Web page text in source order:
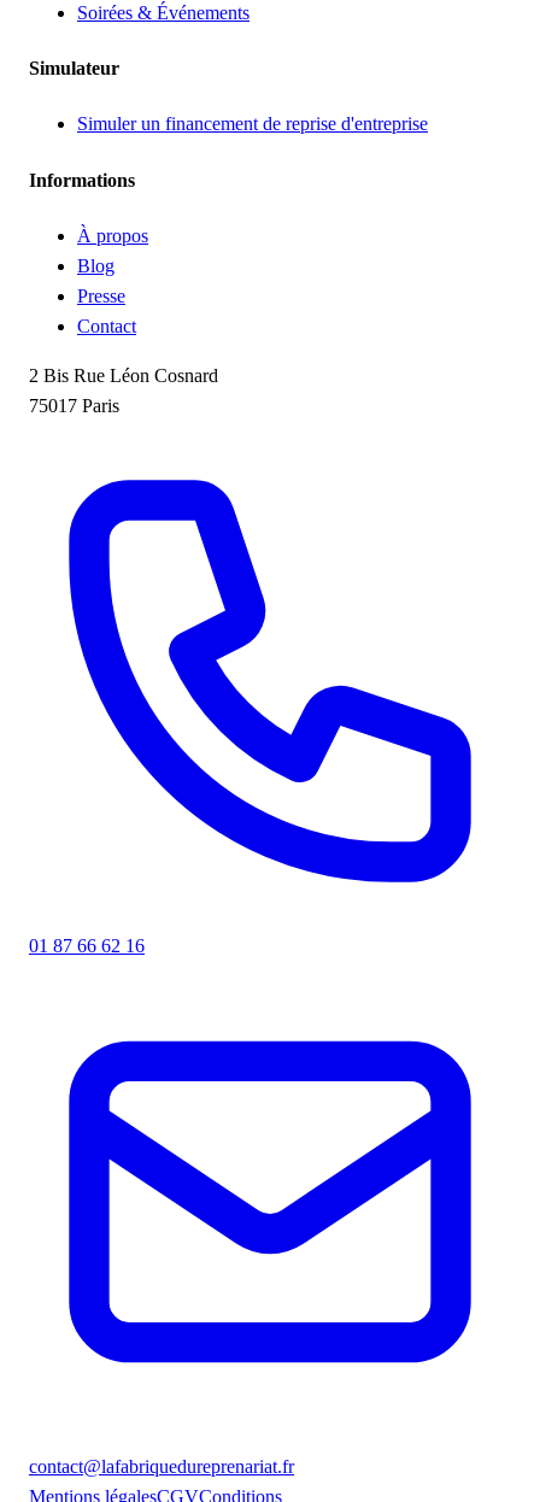
Soirées & Événements
Simulateur
Simuler un financement de reprise d'entreprise
Informations
À propos
Blog
Presse
Contact
2 Bis Rue Léon Cosnard
75017 Paris
01 87 66 62 16
contact@lafabriquedureprenariat.fr
Mentions légalesCGVConditions